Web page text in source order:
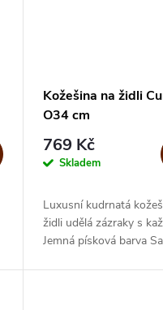
Kožešina na židli
O34 cm
769 Kč
Skladem
Luxusní kudrnatá
židli udělá zázraky s
Jemná písková barva